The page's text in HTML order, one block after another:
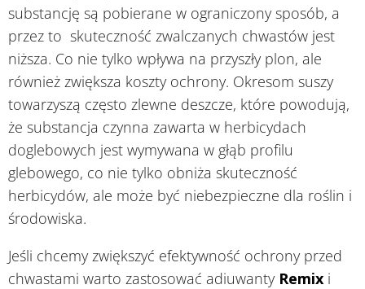
substancję są pobierane w ograniczony sposób, a
przez to skuteczność zwalczanych chwastów jest
niższa. Co nie tylko wpływa na przyszły plon, ale
również zwiększa koszty ochrony. Okresom suszy
towarzyszą często zlewne deszcze, które powodują,
że substancja czynna zawarta w herbicydach
doglebowych jest wymywana w głąb profilu
glebowego, co nie tylko obniża skuteczność
herbicydów, ale może być niebezpieczne dla roślin i
środowiska.
Jeśli chcemy zwiększyć efektywność ochrony przed
chwastami warto zastosować adiuwanty Remix i